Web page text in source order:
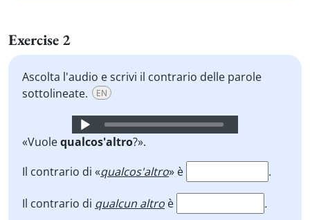
Exercise 2
Ascolta l'audio e scrivi il contrario delle parole
sottolineate.
EN
Audio
Player
«Vuolequalcos'altro?».
Il contrario di «qualcos'altro» è .
Il contrario di qualcun altro è .